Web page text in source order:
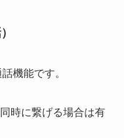
機能です。
時に繋げる場合は有